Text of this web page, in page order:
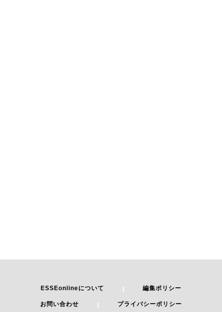
ESSEonlineについて 編集ポリシー
お問い合わせ プライバシーポリシー